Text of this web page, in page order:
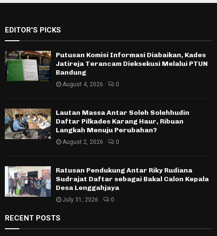
EDITOR'S PICKS
Putusan Komisi Informasi Diabaikan, Kades
Jatireja Terancam Dieksekusi Melalui PTUN
Bandung
August 4, 2026 0
Lautan Massa Antar Soleh Solehhudin
Daftar Pilkades Karang Haur, Ribuan
Langkah Menuju Perubahan?
August 2, 2026 0
Ratusan Pendukung Antar Riky Rudiana
Sudrajat Daftar sebagai Bakal Calon Kepala
Desa Lenggahjaya
July 31, 2026 0
RECENT POSTS